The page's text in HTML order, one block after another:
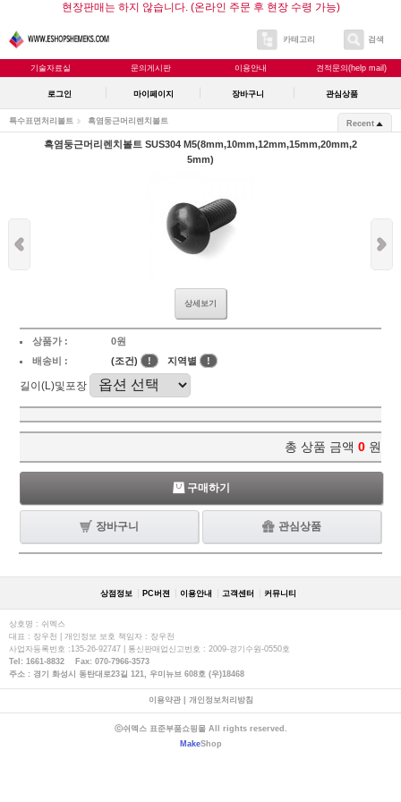
현장판매는 하지 않습니다. (온라인 주문 후 현장 수령 가능)
카테고리 검색
기술자료실 문의게시판 이용안내 견적문의(help mail)
로그인 마이페이지 장바구니 관심상품
특수표면처리볼트 흑염둥근머리렌치볼트 Recent
흑염둥근머리렌치볼트 SUS304 M5(8mm,10mm,12mm,15mm,20mm,2
5mm)
상세보기
상품가 :
0원
배송비 :
(조건) ! 지역별 !
길이(L)및포장
총 상품 금액 0 원
구매하기
장바구니 관심상품
상점정보 PC버젼 이용안내 고객센터 커뮤니티
상호명 : 쉬멕스
대표 : 장우천 | 개인정보 보호 책임자 : 장우천
사업자등록번호 :135-26-92747 | 통신판매업신고번호 : 2009-경기수원-0550호
Tel: 1661-8832 Fax: 070-7966-3573
주소 : 경기 화성시 동탄대로23길 121, 우미뉴브 608호 (우)18468
이용약관| 개인정보처리방침
ⓒ쉬멕스 표준부품쇼핑몰 All rights reserved.
MakeShop